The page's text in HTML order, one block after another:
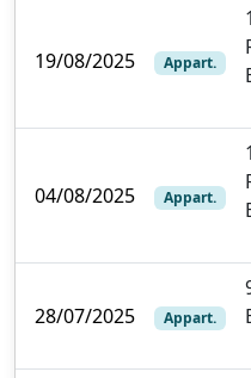
19/08/2025 Appart.
04/08/2025 Appart.
28/07/2025 Appart.